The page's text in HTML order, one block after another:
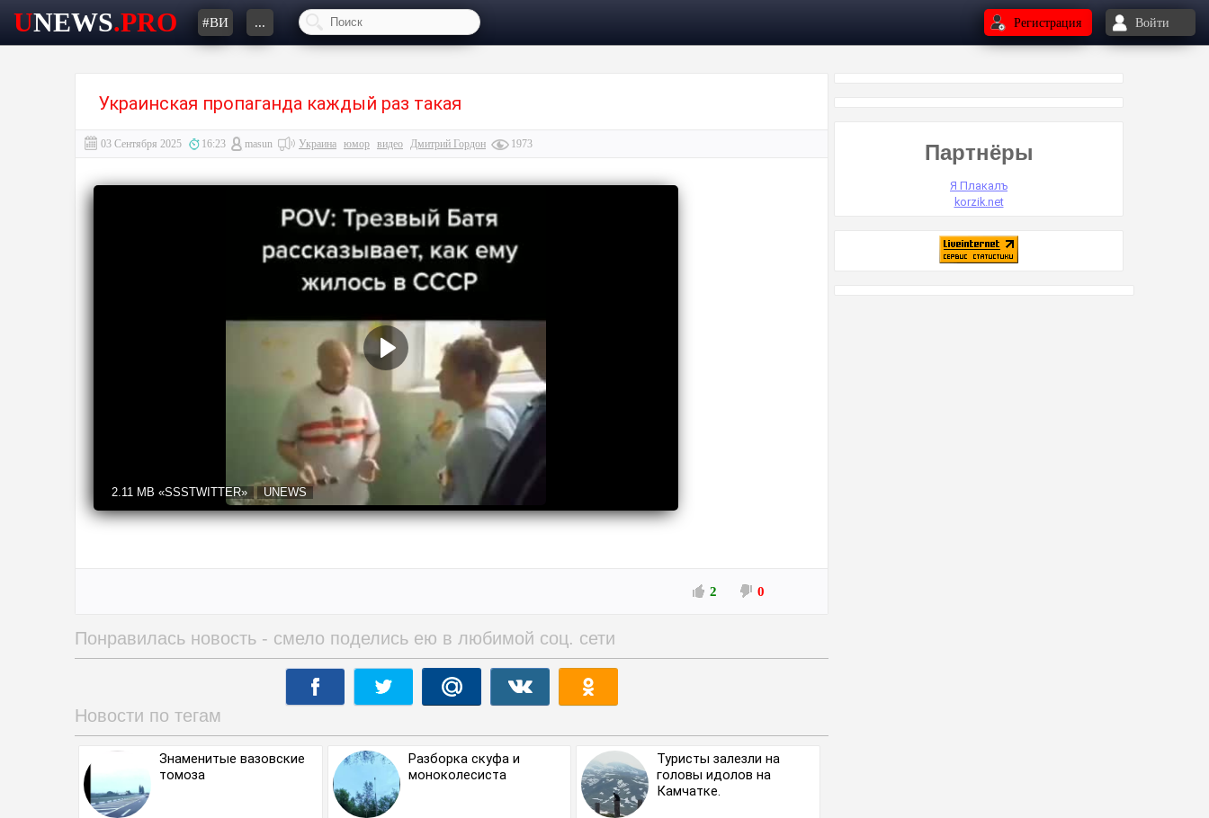
UNEWS.PRO #ВИ ... Регистрация Войти
Украинская пропаганда каждый раз такая
03 Сентября 2025 16:23 masun Украина юмор видео Дмитрий Гордон 1973
2.11 MB «SSSTWITTER» UNEWS
2 0
Понравилась новость - смело поделись ею в любимой соц. сети
Новости по тегам
Знаменитые вазовские
томоза
Разборка скуфа и
моноколесиста
Туристы залезли на
головы идолов на
Камчатке.
Партнёры
Я Плакалъ
korzik.net